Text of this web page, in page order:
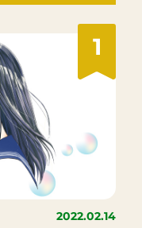
1
2022.02.14